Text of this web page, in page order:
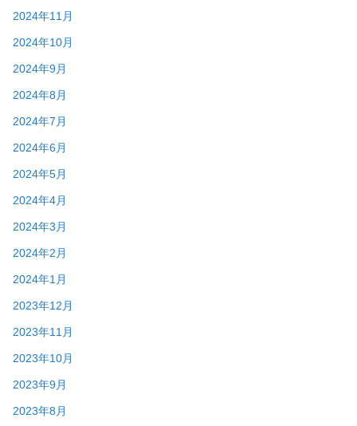
2024年11月
2024年10月
2024年9月
2024年8月
2024年7月
2024年6月
2024年5月
2024年4月
2024年3月
2024年2月
2024年1月
2023年12月
2023年11月
2023年10月
2023年9月
2023年8月